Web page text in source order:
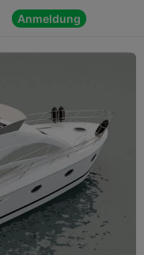
Anmeldung
 